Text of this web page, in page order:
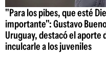
"Para los pibes, que esté
importante": Gustavo
Uruguay, destacó el aporte
inculcarle a los juveniles